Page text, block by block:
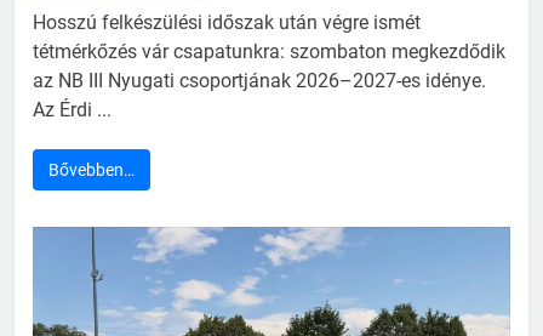
Hosszú felkészülési időszak után végre ismét
tétmérkőzés vár csapatunkra: szombaton megkezdődik
az NB III Nyugati csoportjának 2026–2027-es idénye.
Az Érdi ...
Bővebben…